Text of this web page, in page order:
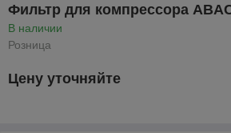
Фильтр для компрессора
В наличии
Розница
Цену уточняйте